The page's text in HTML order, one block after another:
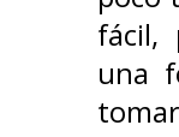
fácil,
una